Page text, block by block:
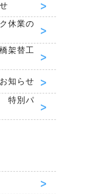
休業の
架替工
知らせ
特別パ